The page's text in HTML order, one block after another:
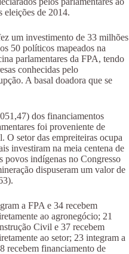
de 2014.
um investimento de 33 milhões
50 políticos mapeados na
parlamentares da FPA, tendo
conhecidas pelo
A basal doadora que se
dos financiamentos
foi proveniente de
O setor das empreiteiras ocupa
investiram na meia centena de
povos indígenas no Congresso
dispuseram um valor de
a FPA e 34 recebem
ao agronegócio; 21
Civil e 37 recebem
ao setor; 23 integram a
recebem financiamento de